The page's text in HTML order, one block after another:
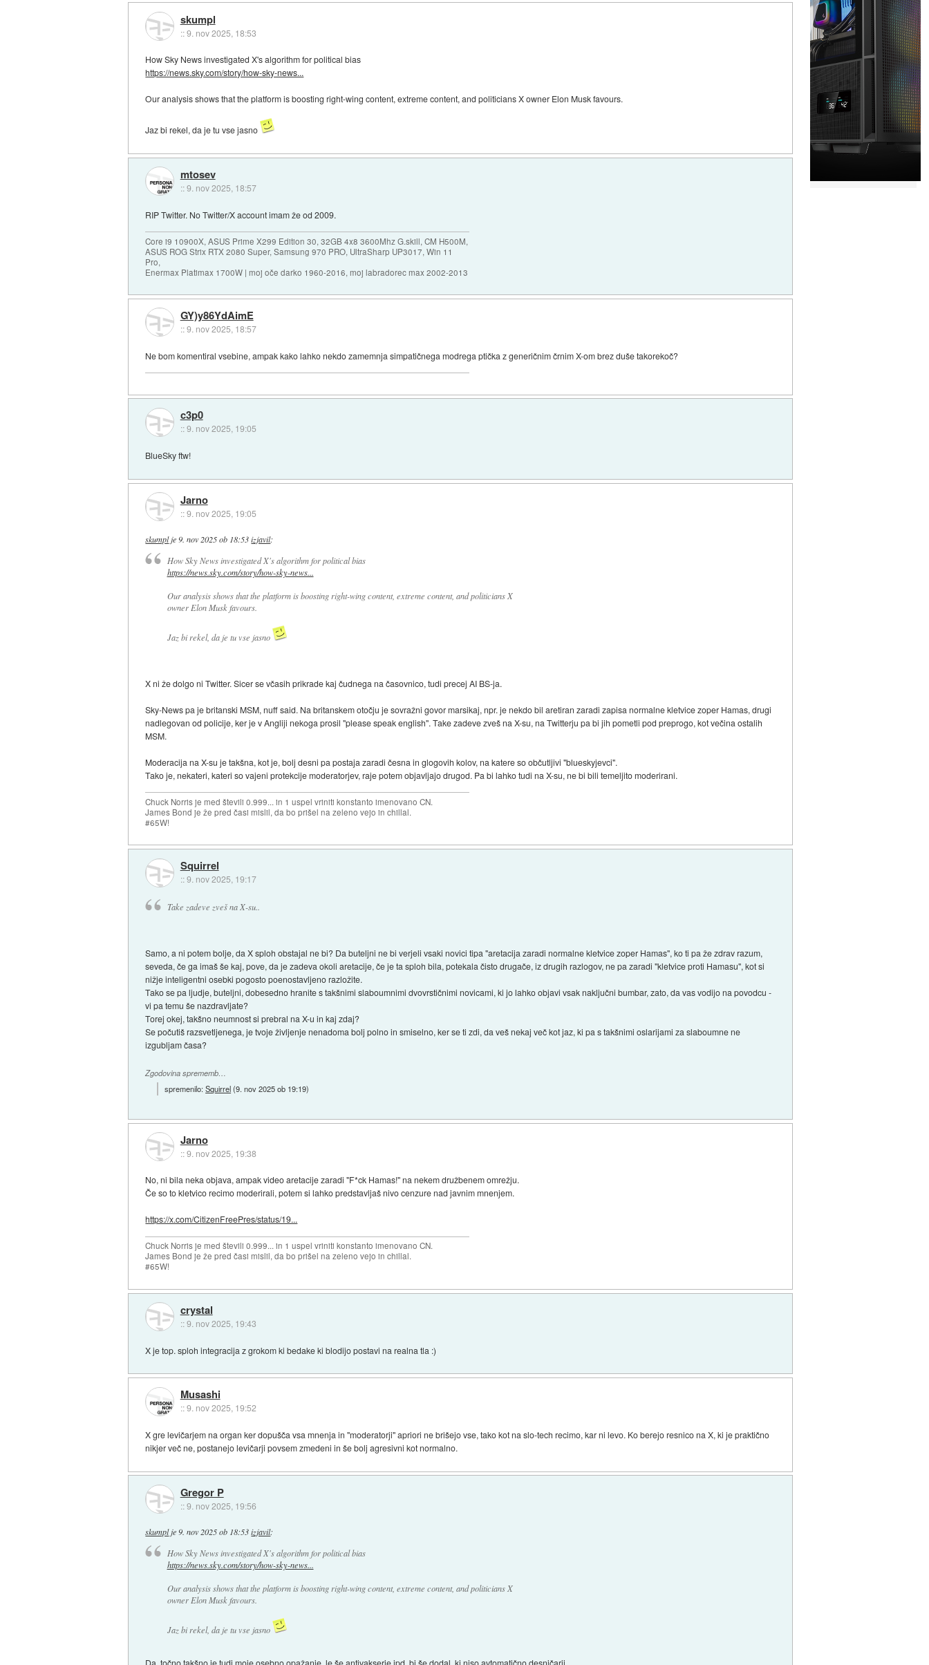
skumpl
::9. nov 2025, 18:53
How Sky News investigated X's algorithm for political bias
https://news.sky.com/story/how-sky-news...
Our analysis shows that the platform is boosting right-wing content, extreme content, and politicians X owner Elon Musk favours.
Jaz bi rekel, da je tu vse jasno
mtosev
::9. nov 2025, 18:57
RIP Twitter. No Twitter/X account imam že od 2009.
Core i9 10900X, ASUS Prime X299 Edition 30, 32GB 4x8 3600Mhz G.skill, CM H500M,
ASUS ROG Strix RTX 2080 Super, Samsung 970 PRO, UltraSharp UP3017, Win 11
Pro,
Enermax Platimax 1700W | moj oče darko 1960-2016, moj labradorec max 2002-2013
GY)y86YdAimE
::9. nov 2025, 18:57
Ne bom komentiral vsebine, ampak kako lahko nekdo zamemnja simpatičnega modrega ptička z generičnim črnim X-om brez duše takorekoč?
c3p0
::9. nov 2025, 19:05
BlueSky ftw!
Jarno
::9. nov 2025, 19:05
skumplje9. nov 2025 ob 18:53 izjavil:
How Sky News investigated X's algorithm for political bias
https://news.sky.com/story/how-sky-news...
Our analysis shows that the platform is boosting right-wing content, extreme content, and politicians X
owner Elon Musk favours.
Jaz bi rekel, da je tu vse jasno
X ni že dolgo ni Twitter. Sicer se včasih prikrade kaj čudnega na časovnico, tudi precej AI BS-ja.
Sky-News pa je britanski MSM, nuff said. Na britanskem otočju je sovražni govor marsikaj, npr. je nekdo bil aretiran zaradi zapisa normalne kletvice zoper Hamas, drugi
nadlegovan od policije, ker je v Angliji nekoga prosil "please speak english". Take zadeve zveš na X-su, na Twitterju pa bi jih pometli pod preprogo, kot večina ostalih
MSM.
Moderacija na X-su je takšna, kot je, bolj desni pa postaja zaradi česna in glogovih kolov, na katere so občutljivi "blueskyjevci".
Tako je, nekateri, kateri so vajeni protekcije moderatorjev, raje potem objavljajo drugod. Pa bi lahko tudi na X-su, ne bi bili temeljito moderirani.
Chuck Norris je med števili 0.999... in 1 uspel vriniti konstanto imenovano CN.
James Bond je že pred časi mislil, da bo prišel na zeleno vejo in chillal.
#65W!
Squirrel
::9. nov 2025, 19:17
Take zadeve zveš na X-su..
Samo, a ni potem bolje, da X sploh obstajal ne bi? Da buteljni ne bi verjeli vsaki novici tipa "aretacija zaradi normalne kletvice zoper Hamas", ko ti pa že zdrav razum,
seveda, če ga imaš še kaj, pove, da je zadeva okoli aretacije, če je ta sploh bila, potekala čisto drugače, iz drugih razlogov, ne pa zaradi "kletvice proti Hamasu", kot si
nižje inteligentni osebki pogosto poenostavljeno razložite.
Tako se pa ljudje, buteljni, dobesedno hranite s takšnimi slaboumnimi dvovrstičnimi novicami, ki jo lahko objavi vsak naključni bumbar, zato, da vas vodijo na povodcu -
vi pa temu še nazdravljate?
Torej okej, takšno neumnost si prebral na X-u in kaj zdaj?
Se počutiš razsvetljenega, je tvoje življenje nenadoma bolj polno in smiselno, ker se ti zdi, da veš nekaj več kot jaz, ki pa s takšnimi oslarijami za slaboumne ne
izgubljam časa?
Zgodovina sprememb…
spremenilo:Squirrel(9. nov 2025 ob 19:19)
Jarno
::9. nov 2025, 19:38
No, ni bila neka objava, ampak video aretacije zaradi "F*ck Hamas!" na nekem družbenem omrežju.
Če so to kletvico recimo moderirali, potem si lahko predstavljaš nivo cenzure nad javnim mnenjem.
https://x.com/CitizenFreePres/status/19...
Chuck Norris je med števili 0.999... in 1 uspel vriniti konstanto imenovano CN.
James Bond je že pred časi mislil, da bo prišel na zeleno vejo in chillal.
#65W!
crystal
::9. nov 2025, 19:43
X je top. sploh integracija z grokom ki bedake ki blodijo postavi na realna tla :)
Musashi
::9. nov 2025, 19:52
X gre levičarjem na organ ker dopušča vsa mnenja in "moderatorji" apriori ne brišejo vse, tako kot na slo-tech recimo, kar ni levo. Ko berejo resnico na X, ki je praktično
nikjer več ne, postanejo levičarji povsem zmedeni in še bolj agresivni kot normalno.
Gregor P
::9. nov 2025, 19:56
skumplje9. nov 2025 ob 18:53 izjavil:
How Sky News investigated X's algorithm for political bias
https://news.sky.com/story/how-sky-news...
Our analysis shows that the platform is boosting right-wing content, extreme content, and politicians X
owner Elon Musk favours.
Jaz bi rekel, da je tu vse jasno
Da, točno takšno je tudi moje osebno opažanje, le še antivakserje ipd. bi še dodal, ki niso avtomatično desničarji.